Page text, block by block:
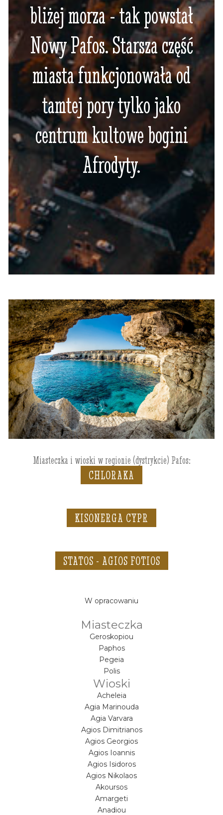
bliżej morza - tak powstał
Nowy Pafos. Starsza część
miasta funkcjonowała od
tamtej pory tylko jako
centrum kultowe bogini
Afrodyty.
Miasteczka i wioski w regionie (dystrykcie) Pafos:
CHLORAKA
KISONERGA CYPR
STATOS - AGIOS FOTIOS
W opracowaniu
Miasteczka
Geroskopiou
Paphos
Pegeia
Polis
Wioski
Acheleia
Agia Marinouda
Agia Varvara
Agios Dimitrianos
Agios Georgios
Agios Ioannis
Agios Isidoros
Agios Nikolaos
Akoursos
Amargeti
Anadiou